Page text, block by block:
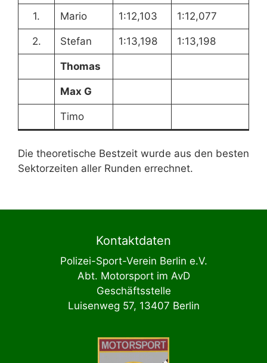
1. Mario 1:12,103 1:12,077
2. Stefan 1:13,198 1:13,198
Thomas
Max G
Timo
Die theoretische Bestzeit wurde aus den besten
Sektorzeiten aller Runden errechnet.
Kontaktdaten
Polizei-Sport-Verein Berlin e.V.
Abt. Motorsport im AvD
Geschäftsstelle
Luisenweg 57, 13407 Berlin